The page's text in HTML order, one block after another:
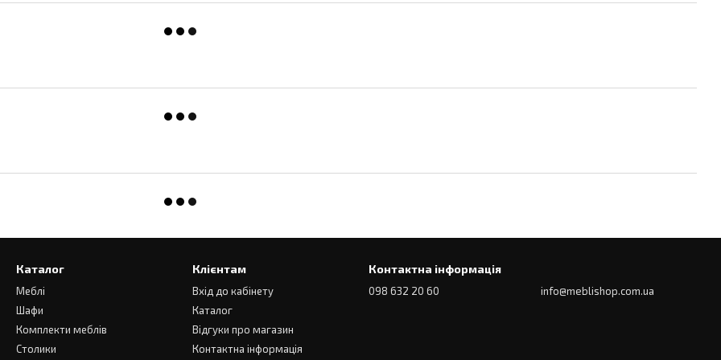
Каталог
Меблі
Шафи
Комплекти меблів
Столики
Клієнтам
Вхід до кабінету
Каталог
Відгуки про магазин
Контактна інформація
Контактна інформація
098 632 20 60 info@meblishop.com.ua